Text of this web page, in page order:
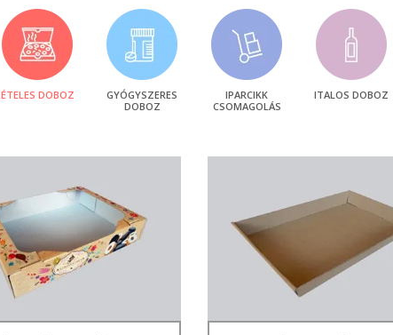
Termékdíj
nyilatkozatok
Pályázatok
ÉTELES DOBOZ
GYÓGYSZERES
DOBOZ
IPARCIKK
CSOMAGOLÁS
ITALOS DOBOZ